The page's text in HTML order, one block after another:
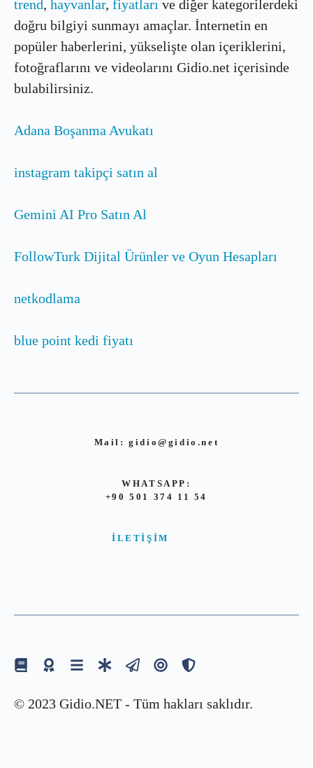
trend, hayvanlar, fiyatları ve diğer kategorilerdeki
doğru bilgiyi sunmayı amaçlar. İnternetin en
popüler haberlerini, yükselişte olan içeriklerini,
fotoğraflarını ve videolarını Gidio.net içerisinde
bulabilirsiniz.
Adana Boşanma Avukatı
instagram takipçi satın al
Gemini AI Pro Satın Al
FollowTurk Dijital Ürünler ve Oyun Hesapları
netkodlama
blue point kedi fiyatı
Mail: gidio@gidio.net
WHATSAPP:
+90 501 374 11 54
İLETIŞIM
© 2023 Gidio.NET - Tüm hakları saklıdır.